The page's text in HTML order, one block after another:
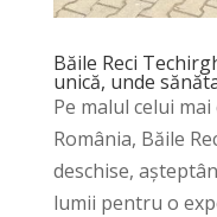
Băile Reci
unică, unde
Pe malul celui
România, Băile
deschise,
lumii pentru o